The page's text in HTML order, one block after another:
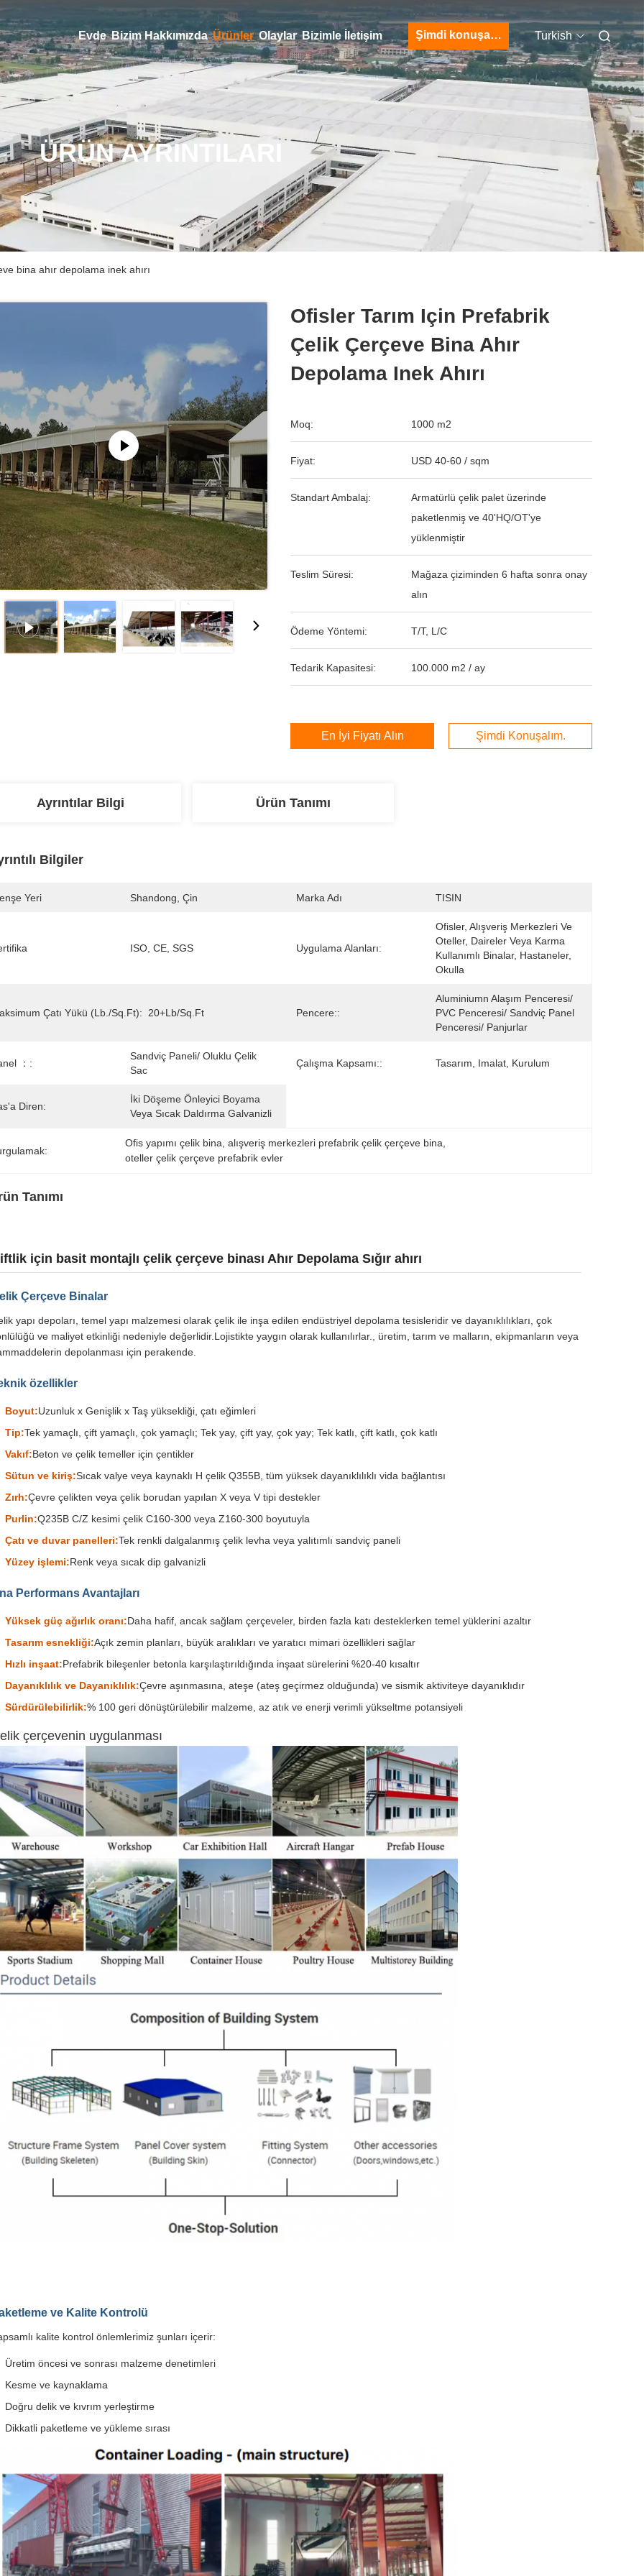
Evde Bizim Hakkımızda Ürünler Olaylar Bizimle İletişim Şimdi konuşalım. Turkish
ÜRÜN AYRINTILARI
bina ahır depolama inek ahırı
Ofisler Tarım Için Prefabrik
Çelik Çerçeve Bina Ahır
Depolama Inek Ahırı
Moq: 1000 m2
Fiyat: USD 40-60 / sqm
Standart Ambalaj:
Armatürlü çelik palet üzerinde
paketlenmiş ve 40'HQ/OT'ye
yüklenmiştir
Teslim Süresi:
Mağaza çiziminden 6 hafta sonra onay
alın
Ödeme Yöntemi: T/T, L/C
Tedarik Kapasitesi: 100.000 m2 / ay
En İyi Fiyatı Alın Şimdi Konuşalım.
Ayrıntılar Bilgi Ürün Tanımı
Bilgiler
Yeri Shandong, Çin Marka Adı TISIN
ISO, CE, SGS Uygulama Alanları:
Ofisler, Alışveriş Merkezleri Ve
Oteller, Daireler Veya Karma
Kullanımlı Binalar, Hastaneler,
Okulla
Çatı Yükü (lb./sq.ft): 20+lb/sq.ft Pencere::
Aluminiumn Alaşım Penceresi/
PVC Penceresi/ Sandviç Panel
Penceresi/ Panjurlar
：:
Sandviç Paneli/ Oluklu Çelik
Sac
Çalışma Kapsamı:: Tasarım, Imalat, Kurulum
Diren:
İki Döşeme Önleyici Boyama
Veya Sıcak Daldırma Galvanizli
Ofis yapımı çelik bina , alışveriş merkezleri prefabrik çelik çerçeve bina
oteller çelik çerçeve prefabrik evler
Tanımı
için basit montajlı çelik çerçeve binası Ahır Depolama Sığır ahırı
Çerçeve Binalar
yapı depoları, temel yapı malzemesi olarak çelik ile inşa edilen endüstriyel depolama tesisleridir ve dayanıklılıkları, çok
ve maliyet etkinliği nedeniyle değerlidir.Lojistikte yaygın olarak kullanılırlar., üretim, tarım ve malların, ekipmanların veya
depolanması için perakende.
özellikler
Boyut:Uzunluk x Genişlik x Taş yüksekliği, çatı eğimleri
Tip:Tek yamaçlı, çift yamaçlı, çok yamaçlı; Tek yay, çift yay, çok yay; Tek katlı, çift katlı, çok katlı
Vakıf:Beton ve çelik temeller için çentikler
Sütun ve kiriş:Sıcak valye veya kaynaklı H çelik Q355B, tüm yüksek dayanıklılıklı vida bağlantısı
Zırh:Çevre çelikten veya çelik borudan yapılan X veya V tipi destekler
Purlin:Q235B C/Z kesimi çelik C160-300 veya Z160-300 boyutuyla
Çatı ve duvar panelleri:Tek renkli dalgalanmış çelik levha veya yalıtımlı sandviç paneli
Yüzey işlemi:Renk veya sıcak dip galvanizli
Performans Avantajları
Yüksek güç ağırlık oranı:Daha hafif, ancak sağlam çerçeveler, birden fazla katı desteklerken temel yüklerini azaltır
Tasarım esnekliği:Açık zemin planları, büyük aralıkları ve yaratıcı mimari özellikleri sağlar
Hızlı inşaat:Prefabrik bileşenler betonla karşılaştırıldığında inşaat sürelerini %20-40 kısaltır
Dayanıklılık ve Dayanıklılık:Çevre aşınmasına, ateşe (ateş geçirmez olduğunda) ve sismik aktiviteye dayanıklıdır
Sürdürülebilirlik:% 100 geri dönüştürülebilir malzeme, az atık ve enerji verimli yükseltme potansiyeli
çerçevenin uygulanması
ve Kalite Kontrolü
kalite kontrol önlemlerimiz şunları içerir:
Üretim öncesi ve sonrası malzeme denetimleri
Kesme ve kaynaklama
Doğru delik ve kıvrım yerleştirme
Dikkatli paketleme ve yükleme sırası